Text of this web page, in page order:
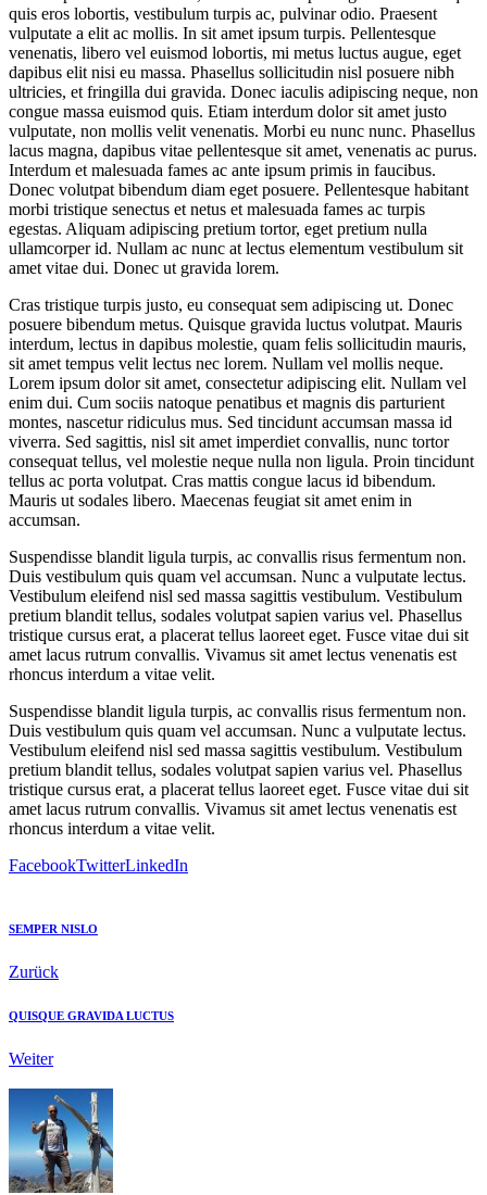
quis eros lobortis, vestibulum turpis ac, pulvinar odio. Praesent
vulputate a elit ac mollis. In sit amet ipsum turpis. Pellentesque
venenatis, libero vel euismod lobortis, mi metus luctus augue, eget
dapibus elit nisi eu massa. Phasellus sollicitudin nisl posuere nibh
ultricies, et fringilla dui gravida. Donec iaculis adipiscing neque, non
congue massa euismod quis. Etiam interdum dolor sit amet justo
vulputate, non mollis velit venenatis. Morbi eu nunc nunc. Phasellus
lacus magna, dapibus vitae pellentesque sit amet, venenatis ac purus.
Interdum et malesuada fames ac ante ipsum primis in faucibus.
Donec volutpat bibendum diam eget posuere. Pellentesque habitant
morbi tristique senectus et netus et malesuada fames ac turpis
egestas. Aliquam adipiscing pretium tortor, eget pretium nulla
ullamcorper id. Nullam ac nunc at lectus elementum vestibulum sit
amet vitae dui. Donec ut gravida lorem.
Cras tristique turpis justo, eu consequat sem adipiscing ut. Donec
posuere bibendum metus. Quisque gravida luctus volutpat. Mauris
interdum, lectus in dapibus molestie, quam felis sollicitudin mauris,
sit amet tempus velit lectus nec lorem. Nullam vel mollis neque.
Lorem ipsum dolor sit amet, consectetur adipiscing elit. Nullam vel
enim dui. Cum sociis natoque penatibus et magnis dis parturient
montes, nascetur ridiculus mus. Sed tincidunt accumsan massa id
viverra. Sed sagittis, nisl sit amet imperdiet convallis, nunc tortor
consequat tellus, vel molestie neque nulla non ligula. Proin tincidunt
tellus ac porta volutpat. Cras mattis congue lacus id bibendum.
Mauris ut sodales libero. Maecenas feugiat sit amet enim in
accumsan.
Suspendisse blandit ligula turpis, ac convallis risus fermentum non.
Duis vestibulum quis quam vel accumsan. Nunc a vulputate lectus.
Vestibulum eleifend nisl sed massa sagittis vestibulum. Vestibulum
pretium blandit tellus, sodales volutpat sapien varius vel. Phasellus
tristique cursus erat, a placerat tellus laoreet eget. Fusce vitae dui sit
amet lacus rutrum convallis. Vivamus sit amet lectus venenatis est
rhoncus interdum a vitae velit.
Suspendisse blandit ligula turpis, ac convallis risus fermentum non.
Duis vestibulum quis quam vel accumsan. Nunc a vulputate lectus.
Vestibulum eleifend nisl sed massa sagittis vestibulum. Vestibulum
pretium blandit tellus, sodales volutpat sapien varius vel. Phasellus
tristique cursus erat, a placerat tellus laoreet eget. Fusce vitae dui sit
amet lacus rutrum convallis. Vivamus sit amet lectus venenatis est
rhoncus interdum a vitae velit.
FacebookTwitterLinkedIn
SEMPER NISLO
Zurück
QUISQUE GRAVIDA LUCTUS
Weiter